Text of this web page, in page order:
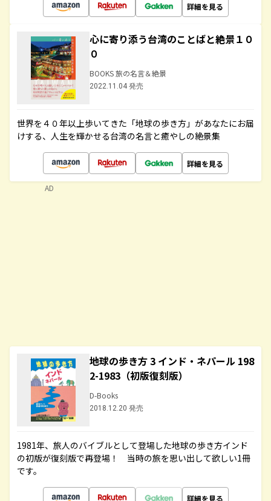
詳細を見る
心に寄り添う台湾のことばと絶景１０
０
BOOKS 旅の名言＆絶景
2022.11.04 発売
世界を４０年以上歩いてきた「地球の歩き方」があなたにお届
けする、人生を輝かせる台湾の名言と癒やしの絶景集
詳細を見る
地球の歩き方 3 インド・ネパール 198
2-1983（初版復刻版）
D-Books
2018.12.20 発売
1981年、旅人のバイブルとして登場した地球の歩き方インド
の初版が復刻版で再登場！ 当時の旅を思い出して欲しい1冊
です。
詳細を見る
AD